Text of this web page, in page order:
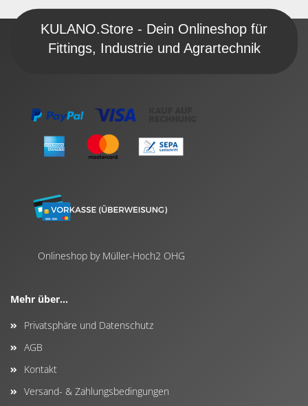
KULANO.Store - Dein Onlineshop für
Fittings, Industrie und Agrartechnik
Onlineshop by Müller-Hoch2 OHG
Mehr über...
Privatsphäre und Datenschutz
AGB
Kontakt
Versand- & Zahlungsbedingungen